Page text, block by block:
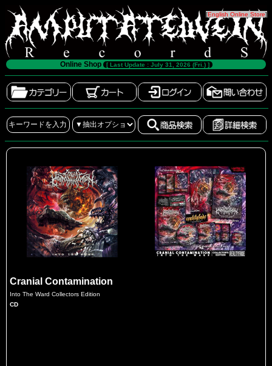
[English Online Store]
Online Shop [ Last Update : July 31, 2026 (Fri.) ]
Cranial Contamination
Into The Ward Collectors Edition
CD